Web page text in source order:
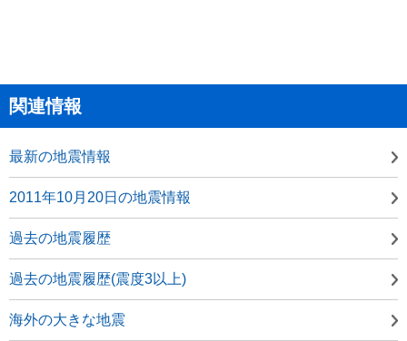
関連情報
最新の地震情報
2011年10月20日の地震情報
過去の地震履歴
過去の地震履歴(震度3以上)
海外の大きな地震